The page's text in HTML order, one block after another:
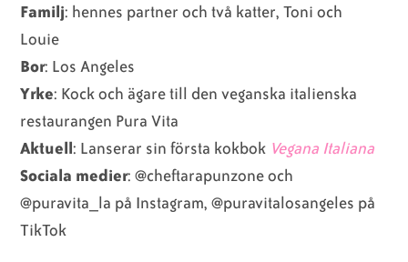
Familj: hennes partner och två katter, Toni och
Louie
Bor: Los Angeles
Yrke: Kock och ägare till den veganska italienska
restaurangen Pura Vita
Aktuell: Lanserar sin första kokbok Vegana Italiana
Sociala medier: @cheftarapunzone och
@puravita_la på Instagram, @puravitalosangeles på
TikTok